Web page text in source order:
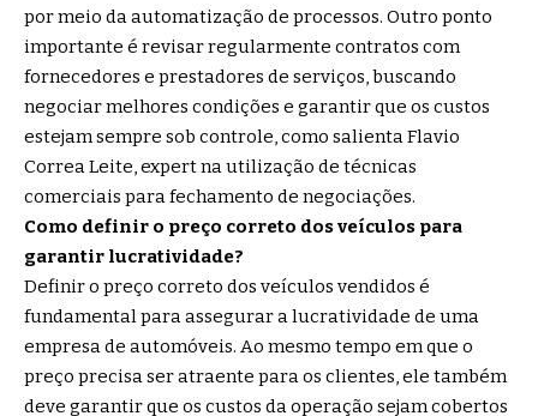
por meio da automatização de processos. Outro ponto
importante é revisar regularmente contratos com
fornecedores e prestadores de serviços, buscando
negociar melhores condições e garantir que os custos
estejam sempre sob controle, como salienta Flavio
Correa Leite, expert na utilização de técnicas
comerciais para fechamento de negociações.
Como definir o preço correto dos veículos para
garantir lucratividade?
Definir o preço correto dos veículos vendidos é
fundamental para assegurar a lucratividade de uma
empresa de automóveis. Ao mesmo tempo em que o
preço precisa ser atraente para os clientes, ele também
deve garantir que os custos da operação sejam cobertos